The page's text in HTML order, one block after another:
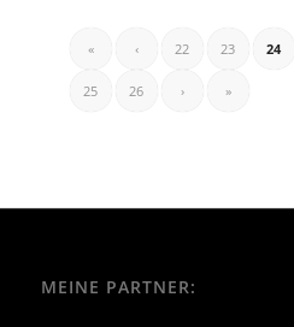
« ‹ 22 23 24
25 26 › »
MEINE PARTNER: